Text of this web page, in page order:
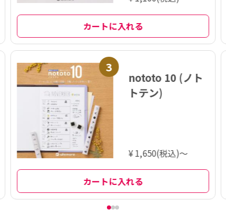
カートに入れる
3
nototo 10 (ノト
トテン)
¥ 1,650(税込)～
カートに入れる